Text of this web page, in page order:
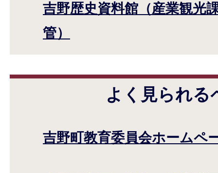
吉野歴史資料館（産業観光
管）
よく見られる
吉野町教育委員会ホームペ